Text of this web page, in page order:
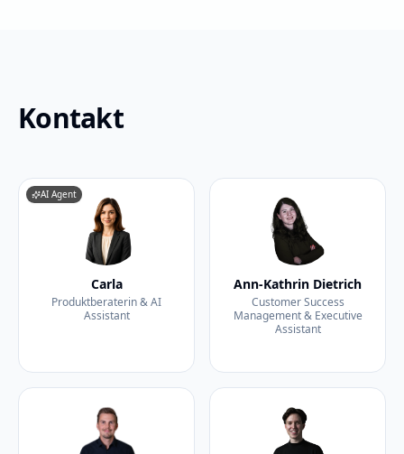
Kontakt
AI Agent
Carla
Produktberaterin & AI
Assistant
Ann-Kathrin Dietrich
Customer Success
Management & Executive
Assistant